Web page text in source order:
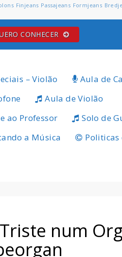
Finjeans Passajeans Formjeans
CONHECER
– Violão
Aula de
Aula de Violão
ao Professor
Solo de
a Música
Politicas
num